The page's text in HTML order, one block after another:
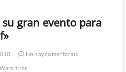
gran evento para
No hay comentarios
tiras